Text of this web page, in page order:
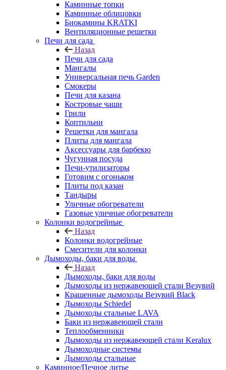
Каминные топки
Каминные облицовки
Биокамины KRATKI
Вентиляционные решетки
Печи для сада
Назад
Печи для сада
Мангалы
Универсальная печь Garden
Смокеры
Печи для казана
Костровые чаши
Грили
Коптильни
Решетки для мангала
Плиты для мангала
Аксессуары для барбекю
Чугунная посуда
Печи-утилизаторы
Готовим с огоньком
Плиты под казан
Тандыры
Уличные обогреватели
Газовые уличные обогреватели
Колонки водогрейные
Назад
Колонки водогрейные
Смесители для колонки
Дымоходы, баки для воды
Назад
Дымоходы, баки для воды
Дымоходы из нержавеющей стали Везувий
Крашенные дымоходы Везувий Black
Дымоходы Schiedel
Дымоходы стальные LAVA
Баки из нержавеющей стали
Теплообменники
Дымоходы из нержавеющей стали Keralux
Дымоходные системы
Дымоходы стальные
Каминное/Печное литье